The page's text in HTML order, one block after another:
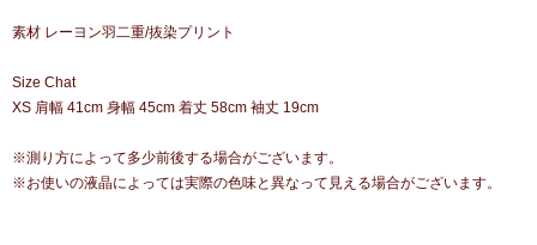
素材 レーヨン羽二重/抜染プリント
Size Chat
XS 肩幅 41cm 身幅 45cm 着丈 58cm 袖丈 19cm
※測り方によって多少前後する場合がございます。
※お使いの液晶によっては実際の色味と異なって見える場合がございます。